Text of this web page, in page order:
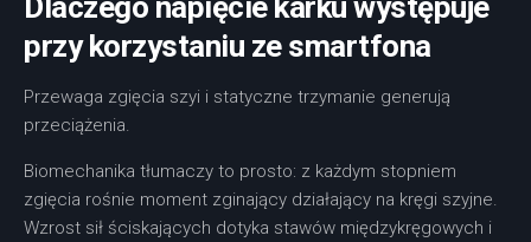
Dlaczego napięcie karku występuje
przy korzystaniu ze smartfona
Przewaga zgięcia szyi i statyczne trzymanie generują
przeciążenia.
Biomechanika tłumaczy to prosto: z każdym stopniem
zgięcia rośnie moment zginający działający na kręgi szyjne.
Wzrost sił ściskających dotyka stawów międzykręgowych i